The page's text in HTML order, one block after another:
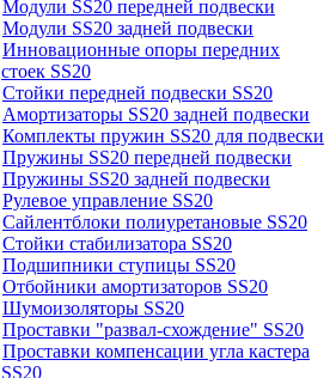
Модули SS20 передней подвески
Модули SS20 задней подвески
Инновационные опоры передних
стоек SS20
Стойки передней подвески SS20
Амортизаторы SS20 задней подвески
Комплекты пружин SS20 для подвески
Пружины SS20 передней подвески
Пружины SS20 задней подвески
Рулевое управление SS20
Сайлентблоки полиуретановые SS20
Стойки стабилизатора SS20
Подшипники ступицы SS20
Отбойники амортизаторов SS20
Шумоизоляторы SS20
Проставки "развал-схождение" SS20
Проставки компенсации угла кастера
SS20